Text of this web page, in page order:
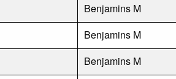
Benjamins M
Benjamins M
Benjamins M